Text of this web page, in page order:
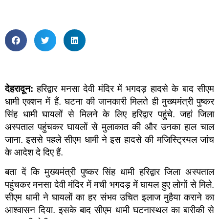
देहरादून: हरिद्वार मनसा देवी मंदिर में भगदड़ हादसे के बाद सीएम
धामी एक्शन में हैं. घटना की जानकारी मिलते ही मुख्यमंत्री पुष्कर
सिंह धामी घायलों से मिलने के लिए हरिद्वार पहुंचे. जहां जिला
अस्पताल पहुंचकर घायलों से मुलाकात की और उनका हाल चाल
जाना. इससे पहले सीएम धामी ने इस हादसे की मजिस्ट्रियल जांच
के आदेश दे दिए हैं.
बता दें कि मुख्यमंत्री पुष्कर सिंह धामी हरिद्वार जिला अस्पताल
पहुंचकर मनसा देवी मंदिर में मची भगदड़ में घायल हुए लोगों से मिले.
सीएम धामी ने घायलों का हर संभव उचित इलाज मुहैया कराने का
आश्वासन दिया. इसके बाद सीएम धामी घटनास्थल का बारीकी से